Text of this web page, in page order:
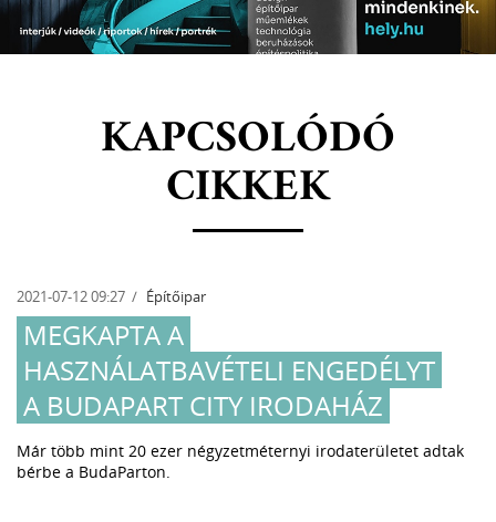
KAPCSOLÓDÓ
CIKKEK
2021-07-12 09:27 Építőipar
MEGKAPTA A
HASZNÁLATBAVÉTELI ENGEDÉLYT
A BUDAPART CITY IRODAHÁZ
Már több mint 20 ezer négyzetméternyi irodaterületet adtak
bérbe a BudaParton.